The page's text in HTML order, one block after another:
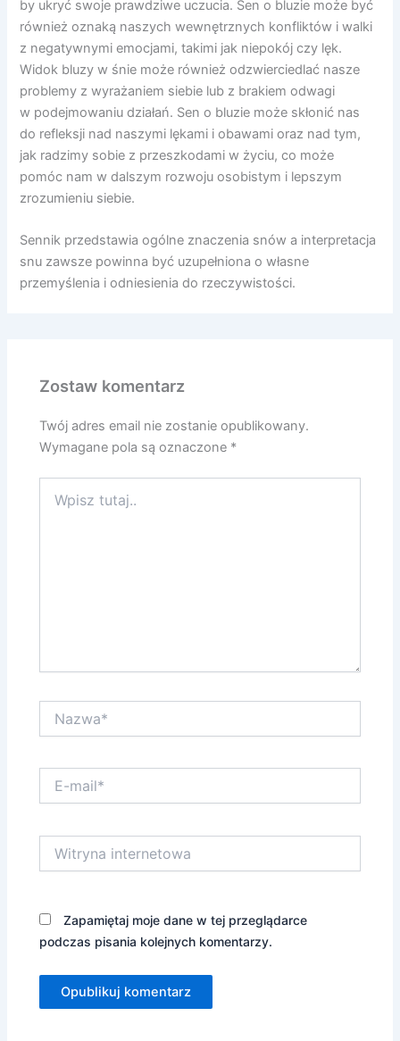
by ukryć swoje prawdziwe uczucia. Sen o bluzie może być
również oznaką naszych wewnętrznych konfliktów i walki
z negatywnymi emocjami, takimi jak niepokój czy lęk.
Widok bluzy w śnie może również odzwierciedlać nasze
problemy z wyrażaniem siebie lub z brakiem odwagi
w podejmowaniu działań. Sen o bluzie może skłonić nas
do refleksji nad naszymi lękami i obawami oraz nad tym,
jak radzimy sobie z przeszkodami w życiu, co może
pomóc nam w dalszym rozwoju osobistym i lepszym
zrozumieniu siebie.
Sennik przedstawia ogólne znaczenia snów a interpretacja
snu zawsze powinna być uzupełniona o własne
przemyślenia i odniesienia do rzeczywistości.
Zostaw komentarz
Twój adres email nie zostanie opublikowany.
Wymagane pola są oznaczone *
tutaj..
mail*
internetowa
Zapamiętaj moje dane w tej przeglądarce
podczas pisania kolejnych komentarzy.